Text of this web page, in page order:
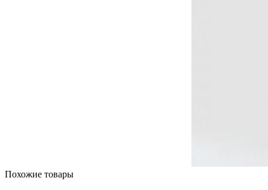
Похожие товары